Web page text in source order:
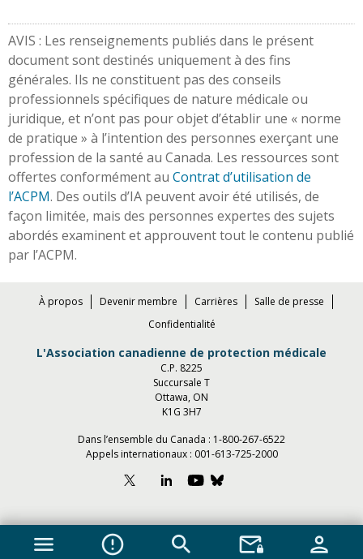
menu error_outline search mail_lock person
AVIS : Les renseignements publiés dans le présent
document sont destinés uniquement à des fins
générales. Ils ne constituent pas des conseils
professionnels spécifiques de nature médicale ou
juridique, et n’ont pas pour objet d’établir une « norme
de pratique » à l’intention des personnes exerçant une
profession de la santé au Canada. Les ressources sont
offertes conformément au Contrat d’utilisation de
l’ACPM. Des outils d’IA peuvent avoir été utilisés, de
façon limitée, mais des personnes expertes des sujets
abordés examinent et approuvent tout le contenu publié
par l’ACPM.
À propos Devenir membre Carrières
Salle de presse
Confidentialité
L'Association canadienne de protection médicale
C.P. 8225
Succursale T
Ottawa, ON
K1G 3H7
Dans l’ensemble du Canada : 1-800-267-6522
Appels internationaux : 001-613-725-2000